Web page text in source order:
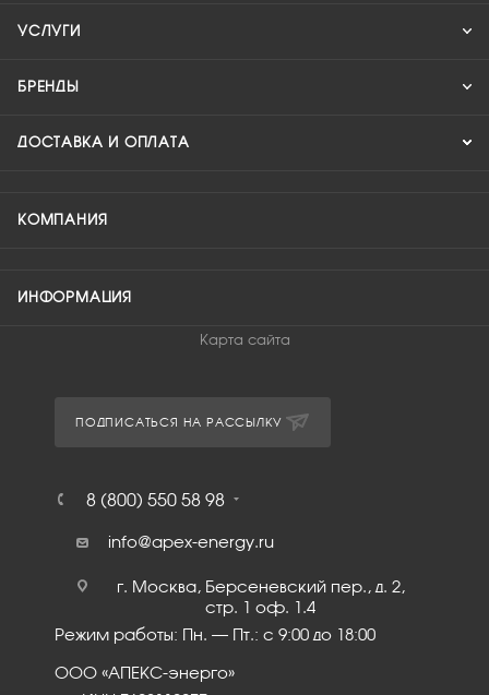
УСЛУГИ
БРЕНДЫ
ДОСТАВКА И ОПЛАТА
КОМПАНИЯ
ИНФОРМАЦИЯ
Карта сайта
ПОДПИСАТЬСЯ НА РАССЫЛКУ
8 (800) 550 58 98
info@apex-energy.ru
г. Москва, Берсеневский пер., д. 2,
стр. 1 оф. 1.4
Режим работы: Пн. – Пт.: с 9:00 до 18:00
ООО «АПЕКС-энерго»